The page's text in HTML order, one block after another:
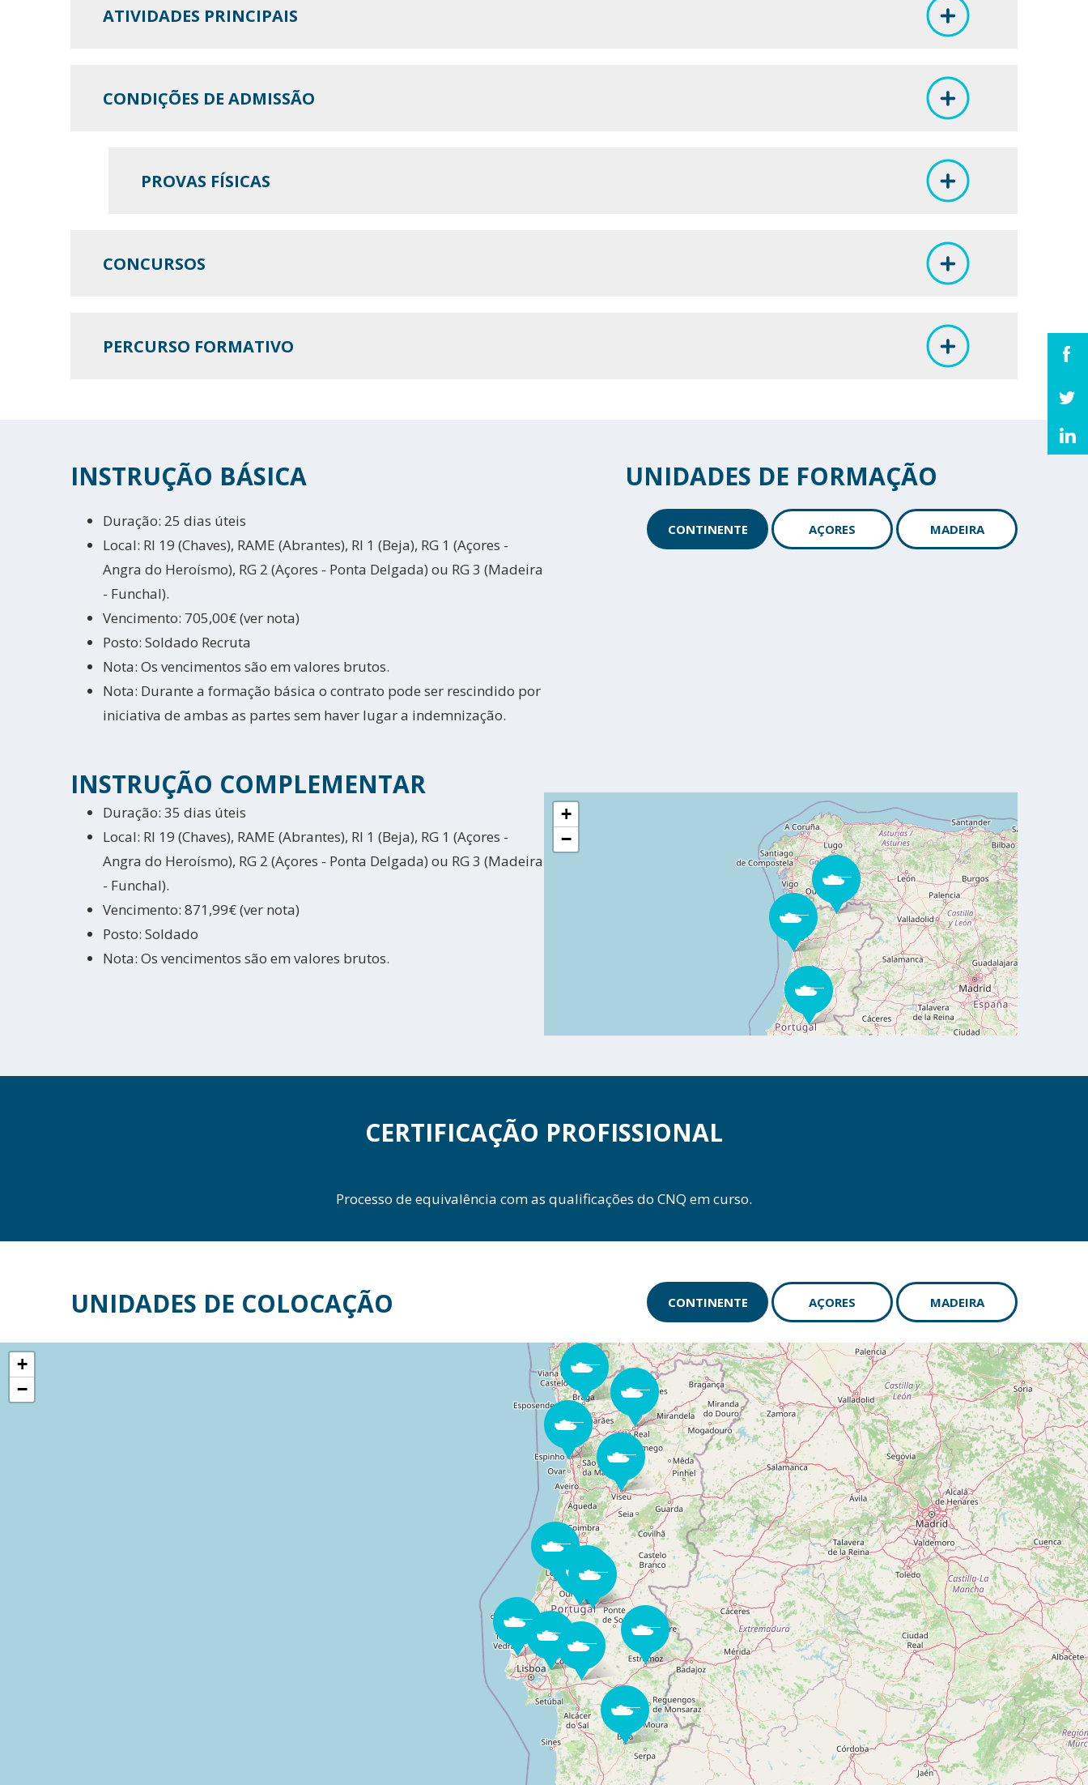
ATIVIDADES PRINCIPAIS
CONDIÇÕES DE ADMISSÃO
PROVAS FÍSICAS
CONCURSOS
PERCURSO FORMATIVO
INSTRUÇÃO BÁSICA
Duração: 25 dias úteis
Local: RI 19 (Chaves), RAME (Abrantes), RI 1 (Beja), RG 1 (Açores -
Angra do Heroísmo), RG 2 (Açores - Ponta Delgada) ou RG 3 (Madeira
- Funchal).
Vencimento: 705,00€ (ver nota)
Posto: Soldado Recruta
Nota: Os vencimentos são em valores brutos.
Nota: Durante a formação básica o contrato pode ser rescindido por
iniciativa de ambas as partes sem haver lugar a indemnização.
INSTRUÇÃO COMPLEMENTAR
Duração: 35 dias úteis
Local: RI 19 (Chaves), RAME (Abrantes), RI 1 (Beja), RG 1 (Açores -
Angra do Heroísmo), RG 2 (Açores - Ponta Delgada) ou RG 3 (Madeira
- Funchal).
Vencimento: 871,99€ (ver nota)
Posto: Soldado
Nota: Os vencimentos são em valores brutos.
UNIDADES DE FORMAÇÃO
CONTINENTE AÇORES MADEIRA
+
−
CERTIFICAÇÃO PROFISSIONAL
Processo de equivalência com as qualificações do CNQ em curso.
UNIDADES DE COLOCAÇÃO CONTINENTE AÇORES MADEIRA
+
−